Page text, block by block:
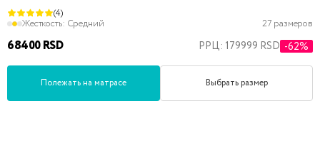
(4)
Жесткость: Средний 27 размеров
68400 RSD РРЦ: 179999 RSD -62%
Полежать на матрасе Выбрать размер